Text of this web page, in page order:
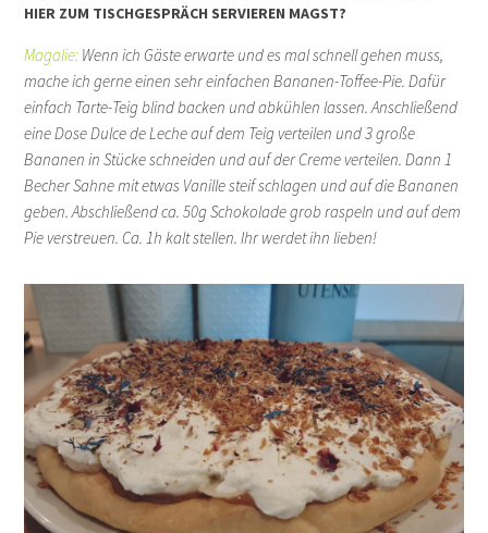
HIER ZUM TISCHGESPRÄCH SERVIEREN MAGST?
Magalie: Wenn ich Gäste erwarte und es mal schnell gehen muss,
mache ich gerne einen sehr einfachen Bananen-Toffee-Pie. Dafür
einfach Tarte-Teig blind backen und abkühlen lassen. Anschließend
eine Dose Dulce de Leche auf dem Teig verteilen und 3 große
Bananen in Stücke schneiden und auf der Creme verteilen. Dann 1
Becher Sahne mit etwas Vanille steif schlagen und auf die Bananen
geben. Abschließend ca. 50g Schokolade grob raspeln und auf dem
Pie verstreuen. Ca. 1h kalt stellen. Ihr werdet ihn lieben!